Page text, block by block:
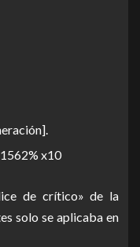
x10
de crítico» de la
solo se aplicaba en